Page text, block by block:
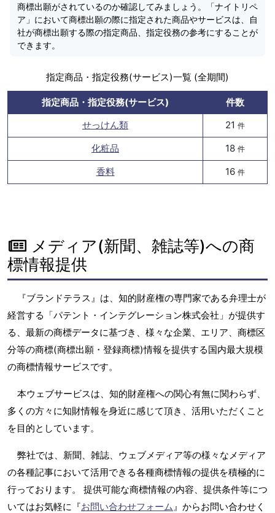
商標出願がされているのか確認してみましょう。「ナイトリペ
ア」において商標出願の際に指定された商品やサービスは、自
社が商標出願する際の指定商品、指定役務の参考にすることが
できます。
指定商品・指定役務(サービス)一覧 (全期間)
指定商品・指定役務(サービス)
件数
せっけん類
21 件
化粧品 18 件
香料 16 件
メディア(新聞、雑誌等)への商
標情報提供
『ブランドテラス』は、知的財産権の専門家である弁理士が
経営する「パテント・インテグレーション株式会社」が提供す
る、最新の商標データに基づき、様々な企業、エリア、商標区
分等の商標(商標出願・登録商標)情報を提供する国内最大規模
の商標情報サービスです。
本ウェブサービスは、知的財産権への関心有無に関わらず、
多くの方々に知財情報を身近に感じて頂き、活用いただくこと
を目的としています。
弊社では、新聞、雑誌、ウェブメディア等の様々なメディア
の各種記事において活用できる各種商標情報の提供を積極的に
行っております。 提供可能な商標情報の内容、提供条件等につ
いてはお気軽に『お問い合わせフォーム 』からお問い合わせく